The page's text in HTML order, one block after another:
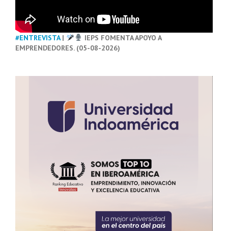
#ENTREVISTA|
IEPS FOMENTA APOYO A
EMPRENDEDORES. (05-08-2026)